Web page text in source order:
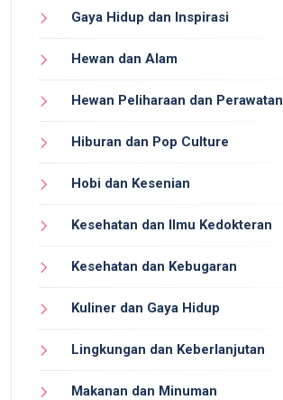
Gaya Hidup dan Inspirasi
Hewan dan Alam
Hewan Peliharaan dan Perawatan
Hiburan dan Pop Culture
Hobi dan Kesenian
Kesehatan dan Ilmu Kedokteran
Kesehatan dan Kebugaran
Kuliner dan Gaya Hidup
Lingkungan dan Keberlanjutan
Makanan dan Minuman